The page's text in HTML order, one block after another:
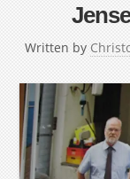
Written by